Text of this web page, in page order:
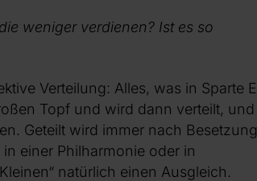
weniger verdienen? Ist es so
Verteilung: Alles, was in Sparte E
Topf und wird dann verteilt, und
Geteilt wird immer nach Besetzung
einer Philharmonie oder in
natürlich einen Ausgleich.